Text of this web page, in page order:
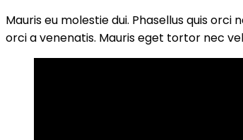
Mauris eu molestie dui. Phasellus quis
orci a venenatis. Mauris eget tortor nec